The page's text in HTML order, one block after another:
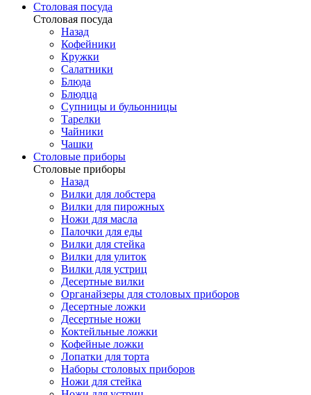
Столовая посуда
Столовая посуда
Назад
Кофейники
Кружки
Салатники
Блюда
Блюдца
Супницы и бульонницы
Тарелки
Чайники
Чашки
Cтоловые приборы
Cтоловые приборы
Назад
Вилки для лобстера
Вилки для пирожных
Ножи для масла
Палочки для еды
Вилки для стейка
Вилки для улиток
Вилки для устриц
Десертные вилки
Органайзеры для столовых приборов
Десертные ложки
Десертные ножи
Коктейльные ложки
Кофейные ложки
Лопатки для торта
Наборы столовых приборов
Ножи для стейка